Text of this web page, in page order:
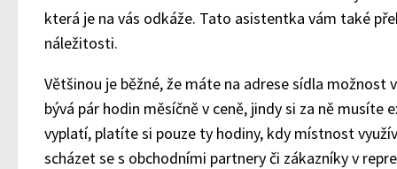
která je na vás odkáže. Tato asistentka vám také
náležitosti.
Většinou je běžné, že máte na adrese sídla možnost
bývá pár hodin měsíčně v ceně, jindy si za ně musíte
vyplatí, platíte si pouze ty hodiny, kdy místnost
scházet se s obchodními partnery či zákazníky v